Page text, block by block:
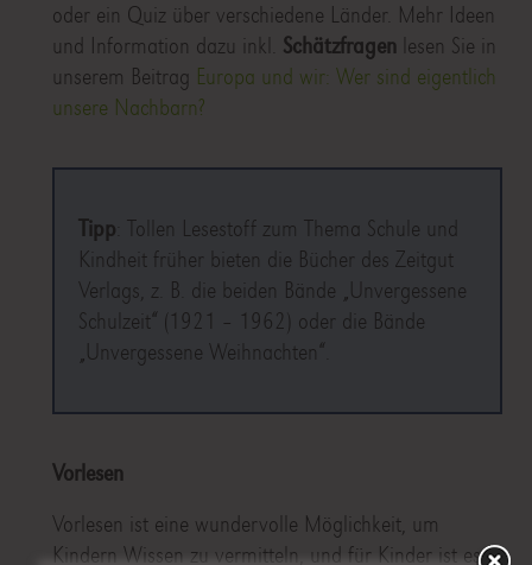
oder ein Quiz über verschiedene Länder. Mehr Ideen
und Information dazu inkl. Schätzfragen lesen Sie in
unserem Beitrag Europa und wir: Wer sind eigentlich
unsere Nachbarn?
Tipp : Tollen Lesestoff zum Thema Schule und
Kindheit früher bieten die Bücher des Zeitgut
Verlags, z. B. die beiden Bände „Unvergessene
Schulzeit“ (1921 – 1962) oder die Bände
„Unvergessene Weihnachten“.
Vorlesen
Vorlesen ist eine wundervolle Möglichkeit, um
Kindern Wissen zu vermitteln, und für Kinder ist es